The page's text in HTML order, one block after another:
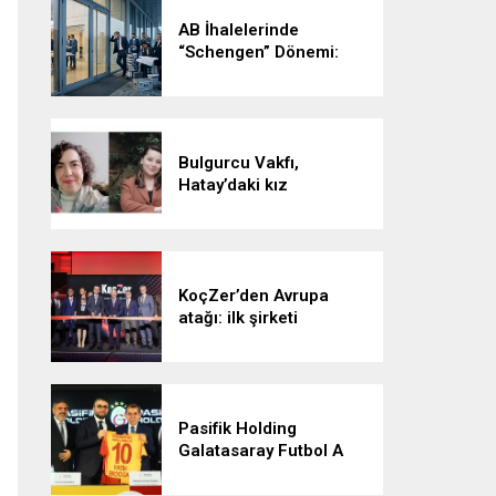
AB İhalelerinde
“Schengen” Dönemi:
Bulgurcu Vakfı,
Hatay’daki kız
KoçZer’den Avrupa
atağı: ilk şirketi
Pasifik Holding
Galatasaray Futbol A